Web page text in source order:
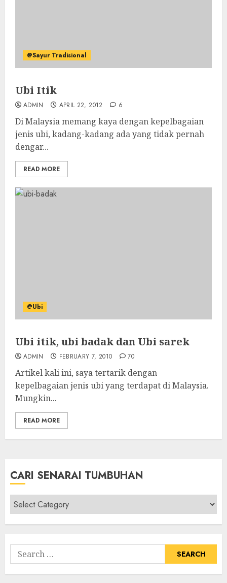
@Sayur Tradisional
Ubi Itik
ADMIN APRIL 22, 2012 6
Di Malaysia memang kaya dengan kepelbagaian
jenis ubi, kadang-kadang ada yang tidak pernah
dengar...
READ MORE
@Ubi
Ubi itik, ubi badak dan Ubi sarek
ADMIN FEBRUARY 7, 2010 70
Artikel kali ini, saya tertarik dengan
kepelbagaian jenis ubi yang terdapat di Malaysia.
Mungkin...
READ MORE
CARI SENARAI TUMBUHAN
Cari
Senarai
Tumbuhan
Search
for: